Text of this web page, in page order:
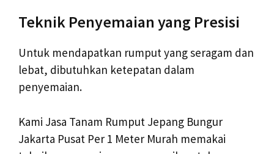
Teknik Penyemaian yang Presisi
Untuk mendapatkan rumput yang seragam dan
lebat, dibutuhkan ketepatan dalam
penyemaian.
Kami Jasa Tanam Rumput Jepang Bungur
Jakarta Pusat Per 1 Meter Murah memakai